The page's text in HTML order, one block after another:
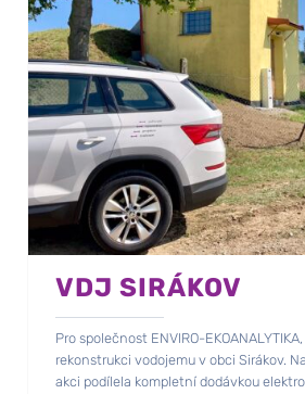
VDJ SIRÁKOV
Pro společnost ENVIRO-
rekonstrukci vodojemu v obci Sirákov.
akci podílela kompletní dodávkou